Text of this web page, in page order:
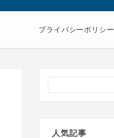
プライバシーポリシー
人気記事